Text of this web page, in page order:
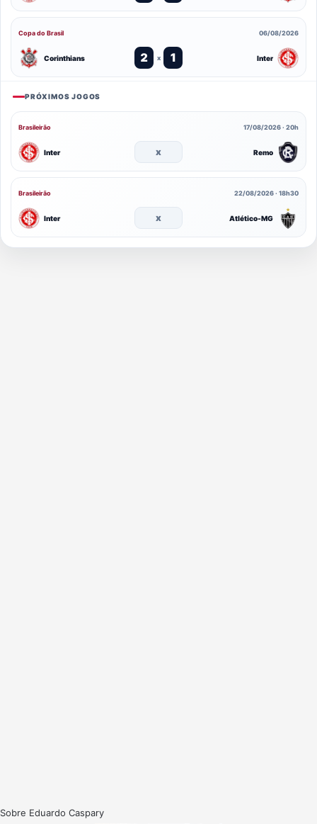
Copa do Brasil 06/08/2026
Corinthians 2 x 1 Inter
PRÓXIMOS JOGOS
Brasileirão 17/08/2026 · 20h
Inter x Remo
Brasileirão 22/08/2026 · 18h30
Inter x Atlético-MG
Sobre Eduardo Caspary